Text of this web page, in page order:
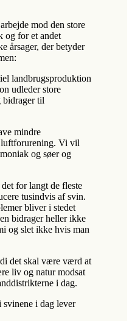
mod den store
og for et andet
årsager, der betyder
landbrugsproduktion
udleder store
bidrager til
mindre
Vi vil
og søer og
for langt de fleste
tusindvis af svin.
bliver i stedet
bidrager heller ikke
og slet ikke hvis man
det skal være værd at
liv og natur modsat
i dag.
svinene i dag lever